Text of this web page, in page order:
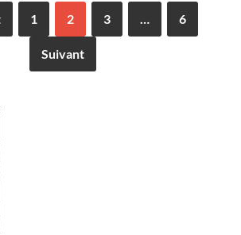
1 2 3 … 6
Suivant